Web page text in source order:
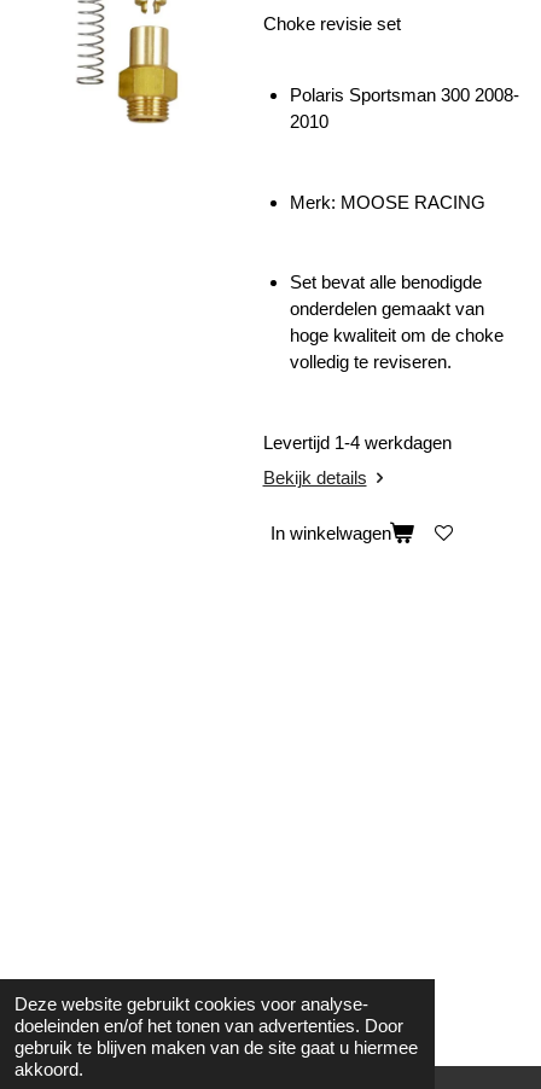
Deze website gebruikt cookies voor analyse-
doeleinden en/of het tonen van advertenties. Door
gebruik te blijven maken van de site gaat u hiermee
akkoord.
Choke revisie set
Polaris Sportsman 300 2008-
2010
Merk: MOOSE RACING
Set bevat alle benodigde
onderdelen gemaakt van
hoge kwaliteit om de choke
volledig te reviseren.
Levertijd 1-4 werkdagen
Bekijk details
In winkelwagen